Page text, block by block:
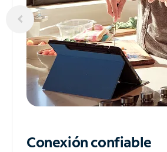
Conexión confiable